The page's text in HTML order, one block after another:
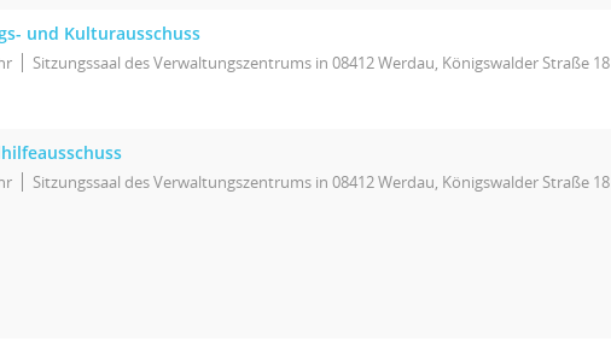
und Kulturausschuss
Sitzungssaal des Verwaltungszentrums in 08412 Werdau, Königswalder Straße 18
Sitzungssaal des Verwaltungszentrums in 08412 Werdau, Königswalder Straße 18